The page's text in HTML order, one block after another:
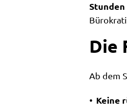
Die
Ab dem
Keine